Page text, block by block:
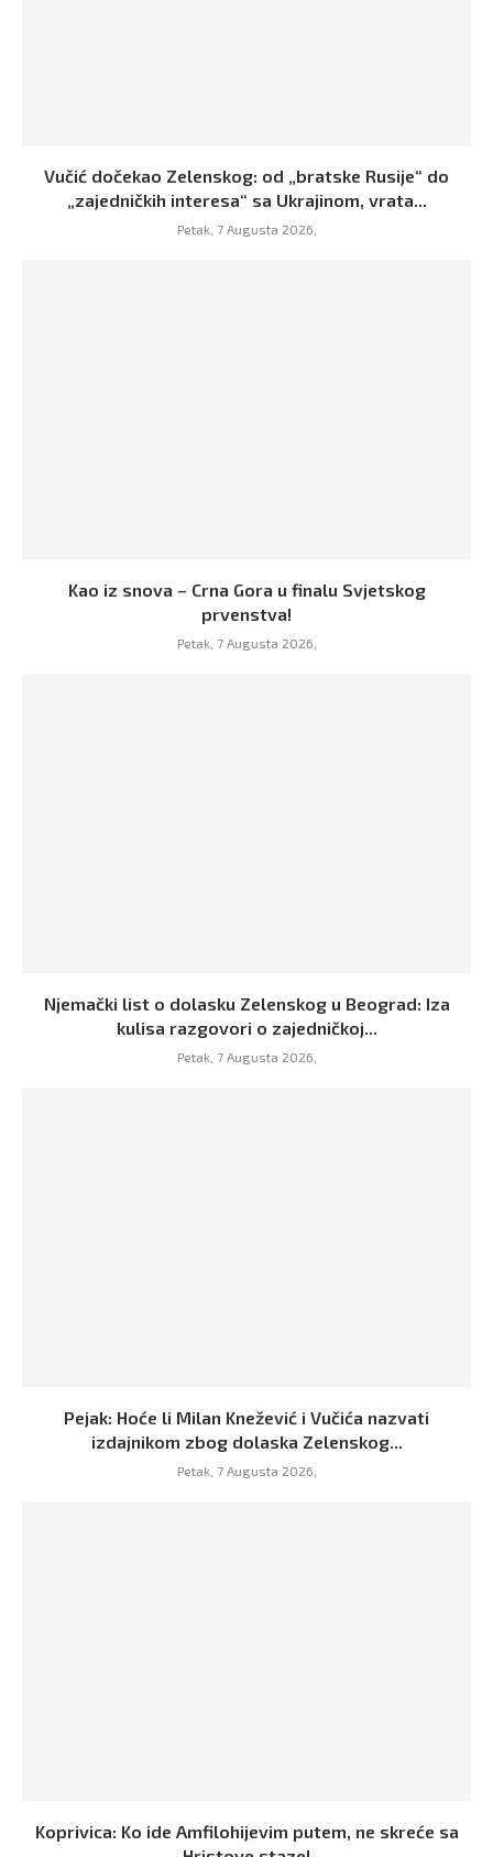
Vučić dočekao Zelenskog: od „bratske Rusije“ do
„zajedničkih interesa“ sa Ukrajinom, vrata...
Petak, 7 Augusta 2026,
Kao iz snova – Crna Gora u finalu Svjetskog
prvenstva!
Petak, 7 Augusta 2026,
Njemački list o dolasku Zelenskog u Beograd: Iza
kulisa razgovori o zajedničkoj...
Petak, 7 Augusta 2026,
Pejak: Hoće li Milan Knežević i Vučića nazvati
izdajnikom zbog dolaska Zelenskog...
Petak, 7 Augusta 2026,
Koprivica: Ko ide Amfilohijevim putem, ne skreće sa